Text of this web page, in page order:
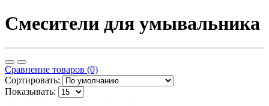
Смесители для умывальника
Сравнение товаров (0)
Сортировать:
Показывать: